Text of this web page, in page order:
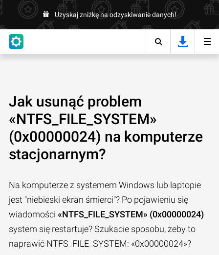
Uzyskaj zniżkę na odzyskiwanie danych!
Jak usunąć problem
«NTFS_FILE_SYSTEM»
(0x00000024) na komputerze
stacjonarnym?
Na komputerze z systemem Windows lub laptopie
jest "niebieski ekran śmierci"? Po pojawieniu się
wiadomości «NTFS_FILE_SYSTEM» (0x00000024)
system się restartuje? Szukacie sposobu, żeby to
naprawić NTFS_FILE_SYSTEM: «0x00000024»?